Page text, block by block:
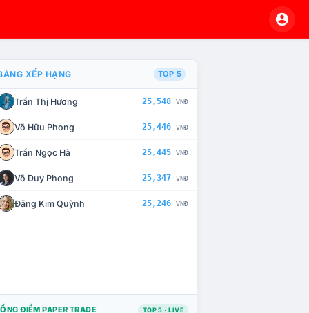
CHẾ TÀI XỬ LÝ VI PHẠM
XẾP HẠNG TOP 5
Trần Thị Hương 25,548 VNĐ
Võ Hữu Phong 25,446 VNĐ
Trần Ngọc Hà 25,445 VNĐ
Võ Duy Phong 25,347 VNĐ
Đặng Kim Quỳnh 25,246 VNĐ
ĐIỂM PAPER TRADE TOP 5 · LIVE